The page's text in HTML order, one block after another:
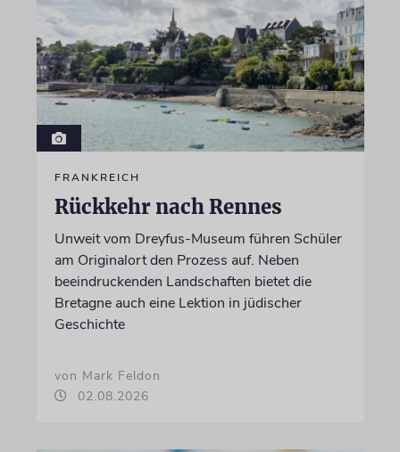
FRANKREICH
Rückkehr nach Rennes
Unweit vom Dreyfus-Museum führen Schüler
am Originalort den Prozess auf. Neben
beeindruckenden Landschaften bietet die
Bretagne auch eine Lektion in jüdischer
Geschichte
von Mark Feldon
02.08.2026